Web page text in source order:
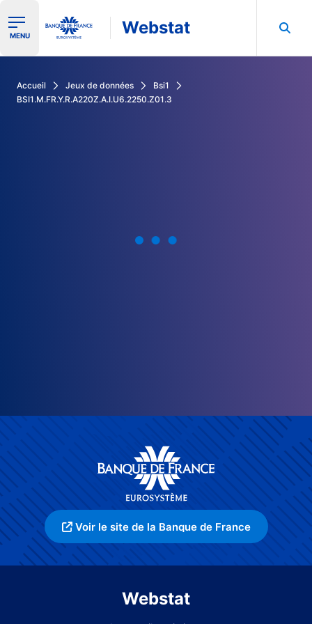
Ouvrir le menu de navigation
MENU Webstat
Accueil Jeux de données
Bsi1
BSI1.M.FR.Y.R.A220Z.A.I.U6.2250.Z01.3
Voir le site de la Banque de France
Webstat